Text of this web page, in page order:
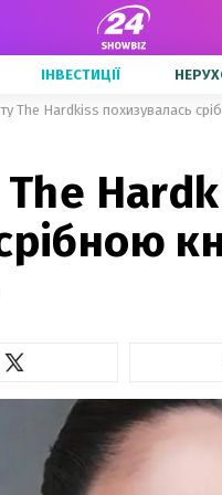
ІНВЕСТИЦІЇ
The Hardkiss похизувалась
The